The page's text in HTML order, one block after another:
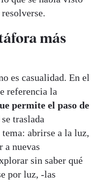
más
es casualidad. En el
referencia la
permite el paso de
traslada
abrirse a la luz,
a nuevas
sin saber qué
por luz, -las